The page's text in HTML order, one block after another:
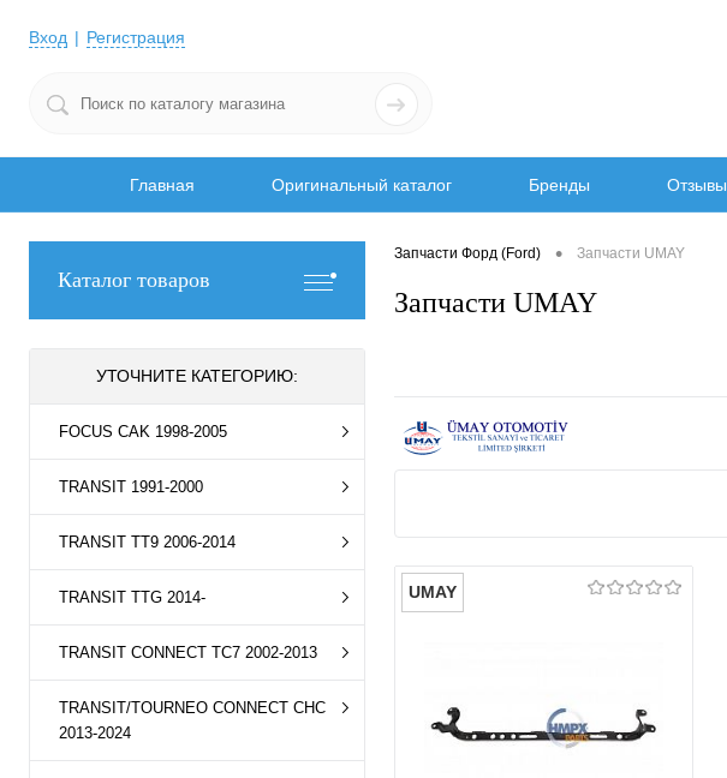
Вход Регистрация
Главная Оригинальный каталог Бренды Отзывы
Каталог товаров
УТОЧНИТЕ КАТЕГОРИЮ:
FOCUS CAK 1998-2005
TRANSIT 1991-2000
TRANSIT TT9 2006-2014
TRANSIT TTG 2014-
TRANSIT CONNECT TC7 2002-2013
TRANSIT/TOURNEO CONNECT CHC
2013-2024
Запчасти Форд (Ford) • Запчасти UMAY
Запчасти UMAY
UMAY